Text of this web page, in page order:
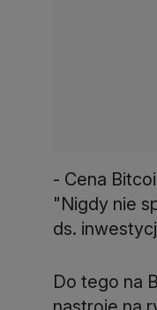
- Cena
"Nigdy nie
ds.
Do tego na